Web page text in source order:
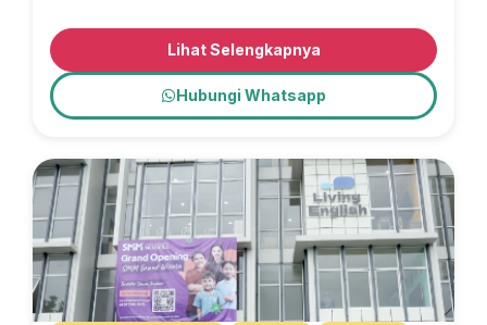
Lihat Selengkapnya
Hubungi Whatsapp